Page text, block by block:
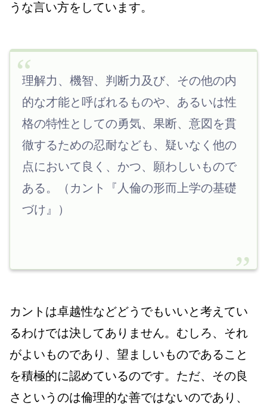
うな言い方をしています。
理解力、機智、判断力及び、その他の内
的な才能と呼ばれるものや、あるいは性
格の特性としての勇気、果断、意図を貫
徹するための忍耐なども、疑いなく他の
点において良く、かつ、願わしいもので
ある。（カント『人倫の形而上学の基礎
づけ』）
カントは卓越性などどうでもいいと考えてい
るわけでは決してありません。むしろ、それ
がよいものであり、望ましいものであること
を積極的に認めているのです。ただ、その良
さというのは倫理的な善ではないのであり、